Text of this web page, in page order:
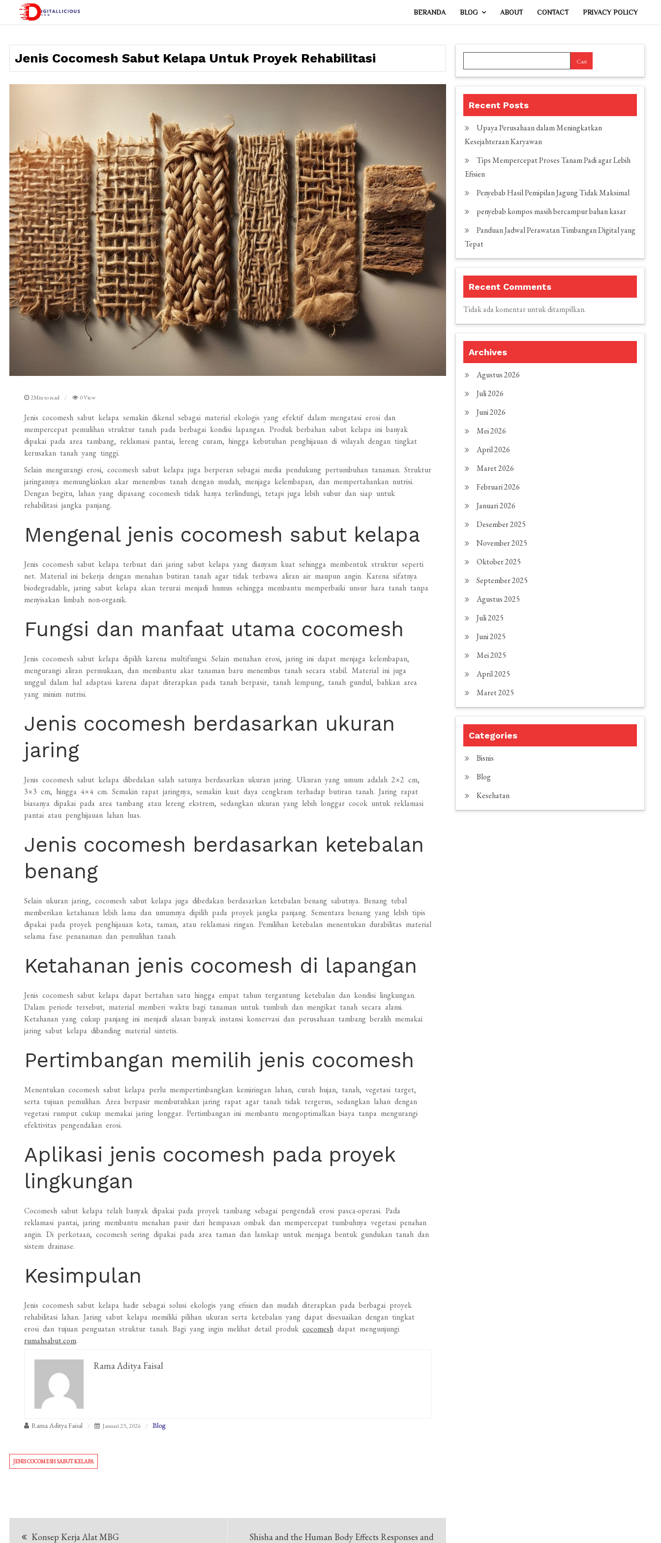
digitallicious.com
BERANDA BLOG ABOUT CONTACT PRIVACY POLICY
Jenis Cocomesh Sabut Kelapa Untuk Proyek Rehabilitasi
2Min to read 0 View
Jenis cocomesh sabut kelapa semakin dikenal sebagai material ekologis yang efektif dalam mengatasi erosi dan
mempercepat pemulihan struktur tanah pada berbagai kondisi lapangan. Produk berbahan sabut kelapa ini banyak
dipakai pada area tambang, reklamasi pantai, lereng curam, hingga kebutuhan penghijauan di wilayah dengan tingkat
kerusakan tanah yang tinggi.
Selain mengurangi erosi, cocomesh sabut kelapa juga berperan sebagai media pendukung pertumbuhan tanaman. Struktur
jaringannya memungkinkan akar menembus tanah dengan mudah, menjaga kelembapan, dan mempertahankan nutrisi.
Dengan begitu, lahan yang dipasang cocomesh tidak hanya terlindungi, tetapi juga lebih subur dan siap untuk
rehabilitasi jangka panjang.
Mengenal jenis cocomesh sabut kelapa
Jenis cocomesh sabut kelapa terbuat dari jaring sabut kelapa yang dianyam kuat sehingga membentuk struktur seperti
net. Material ini bekerja dengan menahan butiran tanah agar tidak terbawa aliran air maupun angin. Karena sifatnya
biodegradable, jaring sabut kelapa akan terurai menjadi humus sehingga membantu memperbaiki unsur hara tanah tanpa
menyisakan limbah non-organik.
Fungsi dan manfaat utama cocomesh
Jenis cocomesh sabut kelapa dipilih karena multifungsi. Selain menahan erosi, jaring ini dapat menjaga kelembapan,
mengurangi aliran permukaan, dan membantu akar tanaman baru menembus tanah secara stabil. Material ini juga
unggul dalam hal adaptasi karena dapat diterapkan pada tanah berpasir, tanah lempung, tanah gundul, bahkan area
yang minim nutrisi.
Jenis cocomesh berdasarkan ukuran
jaring
Jenis cocomesh sabut kelapa dibedakan salah satunya berdasarkan ukuran jaring. Ukuran yang umum adalah 2×2 cm,
3×3 cm, hingga 4×4 cm. Semakin rapat jaringnya, semakin kuat daya cengkram terhadap butiran tanah. Jaring rapat
biasanya dipakai pada area tambang atau lereng ekstrem, sedangkan ukuran yang lebih longgar cocok untuk reklamasi
pantai atau penghijauan lahan luas.
Jenis cocomesh berdasarkan ketebalan
benang
Selain ukuran jaring, cocomesh sabut kelapa juga dibedakan berdasarkan ketebalan benang sabutnya. Benang tebal
memberikan ketahanan lebih lama dan umumnya dipilih pada proyek jangka panjang. Sementara benang yang lebih tipis
dipakai pada proyek penghijauan kota, taman, atau reklamasi ringan. Pemilihan ketebalan menentukan durabilitas material
selama fase penanaman dan pemulihan tanah.
Ketahanan jenis cocomesh di lapangan
Jenis cocomesh sabut kelapa dapat bertahan satu hingga empat tahun tergantung ketebalan dan kondisi lingkungan.
Dalam periode tersebut, material memberi waktu bagi tanaman untuk tumbuh dan mengikat tanah secara alami.
Ketahanan yang cukup panjang ini menjadi alasan banyak instansi konservasi dan perusahaan tambang beralih memakai
jaring sabut kelapa dibanding material sintetis.
Pertimbangan memilih jenis cocomesh
Menentukan cocomesh sabut kelapa perlu mempertimbangkan kemiringan lahan, curah hujan, tanah, vegetasi target,
serta tujuan pemulihan. Area berpasir membutuhkan jaring rapat agar tanah tidak tergerus, sedangkan lahan dengan
vegetasi rumput cukup memakai jaring longgar. Pertimbangan ini membantu mengoptimalkan biaya tanpa mengurangi
efektivitas pengendalian erosi.
Aplikasi jenis cocomesh pada proyek
lingkungan
Cocomesh sabut kelapa telah banyak dipakai pada proyek tambang sebagai pengendali erosi pasca-operasi. Pada
reklamasi pantai, jaring membantu menahan pasir dari hempasan ombak dan mempercepat tumbuhnya vegetasi penahan
angin. Di perkotaan, cocomesh sering dipakai pada area taman dan lanskap untuk menjaga bentuk gundukan tanah dan
sistem drainase.
Kesimpulan
Jenis cocomesh sabut kelapa hadir sebagai solusi ekologis yang efisien dan mudah diterapkan pada berbagai proyek
rehabilitasi lahan. Jaring sabut kelapa memiliki pilihan ukuran serta ketebalan yang dapat disesuaikan dengan tingkat
erosi dan tujuan penguatan struktur tanah. Bagi yang ingin melihat detail produk cocomeshdapat mengunjungi
rumahsabut.com.
Rama Aditya Faisal
Rama Aditya Faisal Januari 23, 2026 Blog
JENIS COCOMESH SABUT KELAPA
Navigasi
Konsep Kerja Alat MBG
Shisha and the Human Body Effects Responses and
Cari
Recent Posts
Upaya Perusahaan dalam Meningkatkan
Kesejahteraan Karyawan
Tips Mempercepat Proses Tanam Padi agar Lebih
Efisien
Penyebab Hasil Pemipilan Jagung Tidak Maksimal
penyebab kompos masih bercampur bahan kasar
Panduan Jadwal Perawatan Timbangan Digital yang
Tepat
Recent Comments
Tidak ada komentar untuk ditampilkan.
Archives
Agustus 2026
Juli 2026
Juni 2026
Mei 2026
April 2026
Maret 2026
Februari 2026
Januari 2026
Desember 2025
November 2025
Oktober 2025
September 2025
Agustus 2025
Juli 2025
Juni 2025
Mei 2025
April 2025
Maret 2025
Categories
Bisnis
Blog
Kesehatan